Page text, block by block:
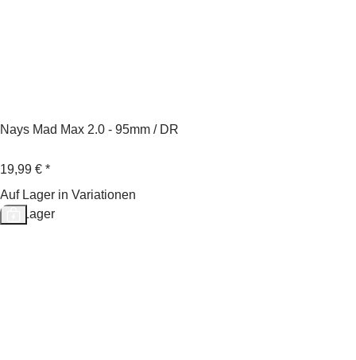
Nays Mad Max 2.0 - 95mm / DR
19,99 € *
Auf Lager in Variationen
Auf Lager